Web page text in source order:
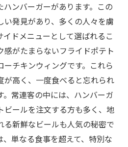
ンバーガーがあります。この
い発見があり、多くの人々を虜
イドメニューとして選ばれるこ
感がたまらないフライドポテト
チキンウィングです。これら
が高く、一度食べると忘れられ
。常連客の中には、ハンバーガ
ビールを注文する方も多く、地
る新鮮なビールも人気の秘密で
単なる食事を超えて、特別な